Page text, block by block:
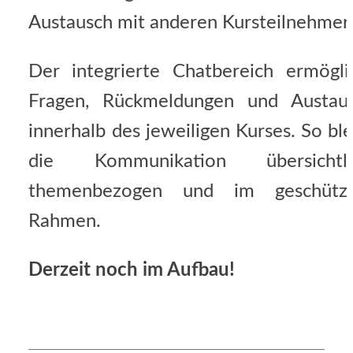
Austausch mit anderen
Der integrierte Chatbereich
Fragen, Rückmeldungen und
innerhalb des jeweiligen Kurses. So
die Kommunikation
themenbezogen und im
Rahmen.
Derzeit noch im Aufbau!